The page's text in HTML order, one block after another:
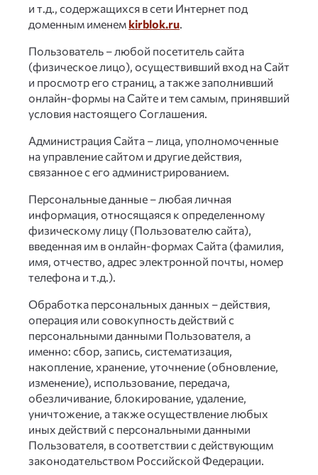
и т.д., содержащихся в сети Интернет под
доменным именем kirblok.ru.
Пользователь – любой посетитель сайта
(физическое лицо), осуществивший вход на Сайт
и просмотр его страниц, а также заполнивший
онлайн-формы на Сайте и тем самым, принявший
условия настоящего Соглашения.
Администрация Сайта – лица, уполномоченные
на управление сайтом и другие действия,
связанное с его администрированием.
Персональные данные – любая личная
информация, относящаяся к определенному
физическому лицу (Пользователю сайта),
введенная им в онлайн-формах Сайта (фамилия,
имя, отчество, адрес электронной почты, номер
телефона и т.д.).
Обработка персональных данных – действия,
операция или совокупность действий с
персональными данными Пользователя, а
именно: сбор, запись, систематизация,
накопление, хранение, уточнение (обновление,
изменение), использование, передача,
обезличивание, блокирование, удаление,
уничтожение, а также осуществление любых
иных действий с персональными данными
Пользователя, в соответствии с действующим
законодательством Российской Федерации.